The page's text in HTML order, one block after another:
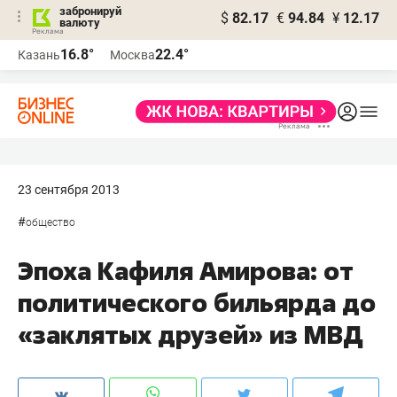
забронируй
валюту
$ 82.17 € 94.84 ¥ 12.17
Казань16.8° Москва22.4°
23 сентября 2013
#общество
Эпоха Кафиля Амирова: от
политического бильярда до
«заклятых друзей» из МВД